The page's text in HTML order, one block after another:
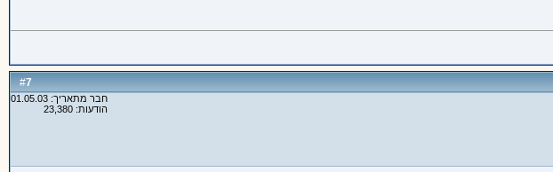
#
7
חבר מתאריך: 01.05.03
הודעות: 23,380